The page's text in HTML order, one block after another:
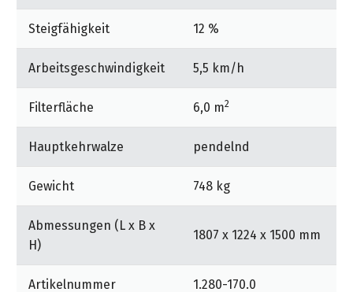
Einfache Wartung und hohe Servicefreundlichkeit:
Einfache Überprüfbarkeit und werkzeugloser Wechsel
aller wichtigen Komponenten. Intelligentes
Haubenkonzept für einfachsten Zugang zu allen
Maschinenteilen.
Steigfähigkeit 12 %
Arbeitsgeschwindigkeit 5,5 km/h
Filterfläche 6,0 m2
Hauptkehrwalze pendelnd
Gewicht 748 kg
Abmessungen (L x B x
H)
1807 x 1224 x 1500 mm
Artikelnummer 1.280-170.0